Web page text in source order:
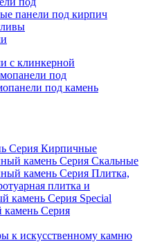
панели под кирпич
с клинкерной
под
под камень
Серия Кирпичные
камень Серия Скальные
камень Серия Плитка,
плитка и
камень Серия Special
камень Серия
к искусственному камню